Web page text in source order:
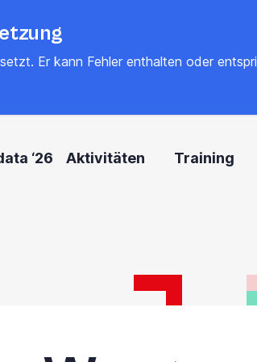
Er kann Fehler enthalten oder
‘26 Aktivitäten Training